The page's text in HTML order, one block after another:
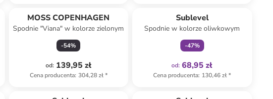
MOSS COPENHAGEN
Spodnie "Viana" w kolorze zielonym
-54%
od: 139,95 zł
Cena producenta: 304,28 zł*
Sublevel
Spodnie w kolorze oliwkowym
-47%
od: 68,95 zł
Cena producenta: 130,46 zł*